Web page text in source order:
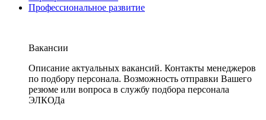
Профессиональное развитие
Вакансии
Описание актуальных вакансий. Контакты менеджеров
по подбору персонала. Возможность отправки Вашего
резюме или вопроса в службу подбора персонала
ЭЛКОДа